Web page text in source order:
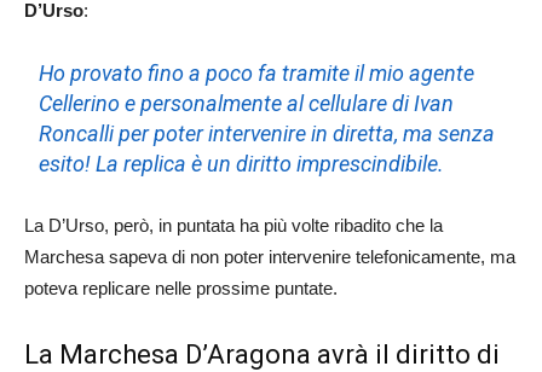
D’Urso:
Ho provato fino a poco fa tramite il mio agente
Cellerino e personalmente al cellulare di Ivan
Roncalli per poter intervenire in diretta, ma senza
esito! La replica è un diritto imprescindibile.
La D’Urso, però, in puntata ha più volte ribadito che la
Marchesa sapeva di non poter intervenire telefonicamente, ma
poteva replicare nelle prossime puntate.
La Marchesa D’Aragona avrà il diritto di